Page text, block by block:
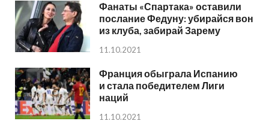
Фанаты «Спартака» оставили
послание Федуну: убирайся вон
из клуба, забирай Зарему
11.10.2021
Франция обыграла Испанию
и стала победителем Лиги
наций
11.10.2021